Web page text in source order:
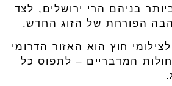
בניהם הרי ירושלים, לצד
הפורחת של הזוג החדש.
חוץ הוא האזור הדרומי
המדבריים – לתפוס כל